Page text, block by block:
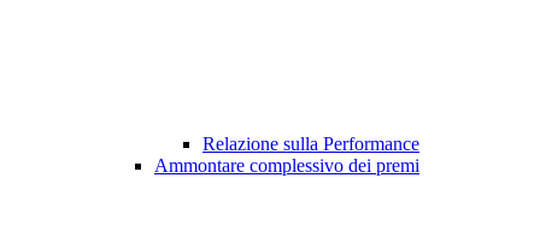
Relazione sulla Performance
Ammontare complessivo dei premi